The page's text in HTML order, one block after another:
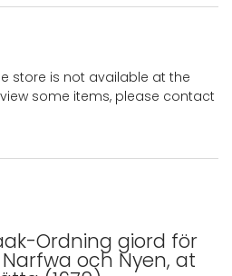
store is not available at the
some items, please contact
Ordning giord för
och Nyen, at